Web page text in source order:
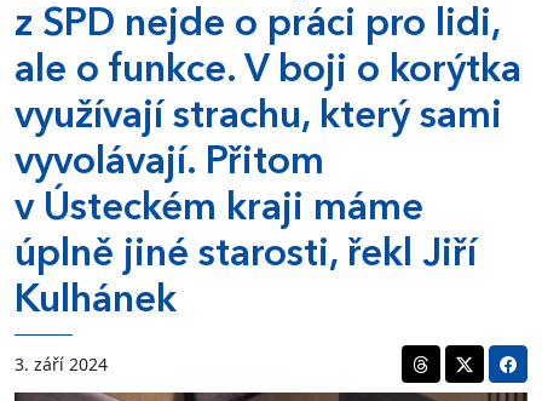
z SPD nejde o práci pro lidi,
ale o funkce. V boji o korýtka
využívají strachu, který sami
vyvolávají. Přitom
v Ústeckém kraji máme
úplně jiné starosti, řekl Jiří
Kulhánek
3. září 2024